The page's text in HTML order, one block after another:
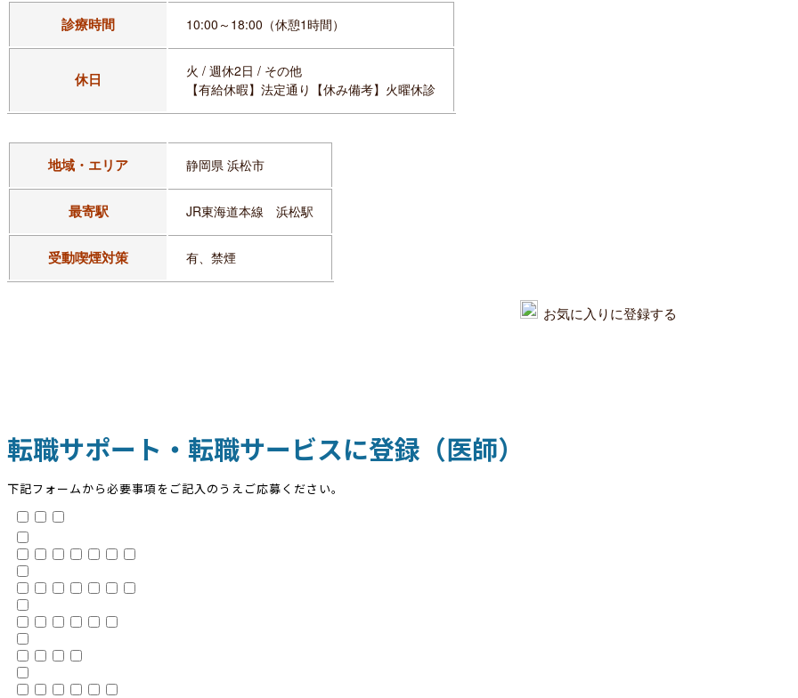
診療時間 10:00～18:00（休憩1時間）
休日
火 / 週休2日 / その他
【有給休暇】法定通り【休み備考】火曜休診
地域・エリア 静岡県 浜松市
最寄駅 JR東海道本線 浜松駅
受動喫煙対策 有、禁煙
お気に入りに登録する
転職サポート・転職サービスに登録（医師）
下記フォームから必要事項をご記入のうえご応募ください。